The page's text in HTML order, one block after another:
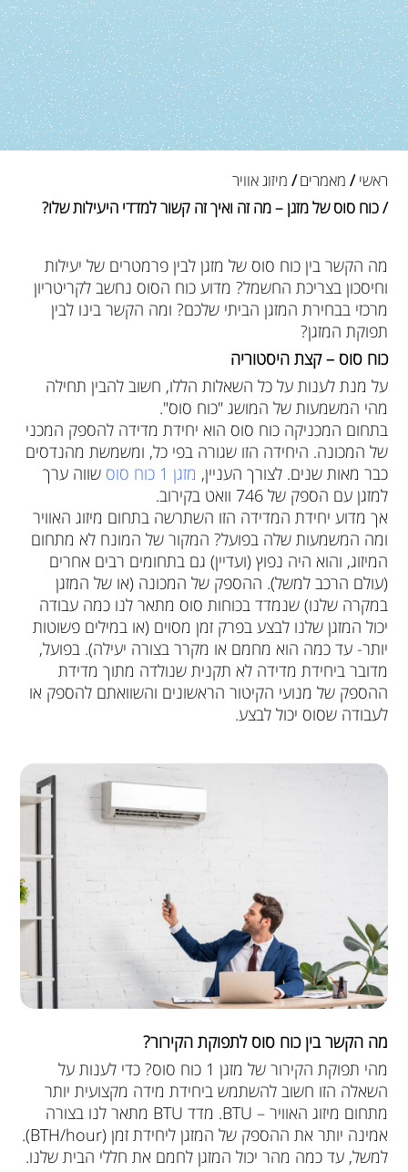
ראשי / מאמרים/ מיזוג אוויר
/ כוח סוס של מזגן – מה זה ואיך זה קשור למדדי היעילות שלו?
מה הקשר בין כוח סוס של מזגן לבין פרמטרים של יעילות
וחיסכון בצריכת החשמל? מדוע כוח הסוס נחשב לקריטריון
מרכזי בבחירת המזגן הביתי שלכם? ומה הקשר בינו לבין
תפוקת המזגן?
כוח סוס – קצת היסטוריה
על מנת לענות על כל השאלות הללו, חשוב להבין תחילה
מהי המשמעות של המושג "כוח סוס".
בתחום המכניקה כוח סוס הוא יחידת מדידה להספק המכני
של המכונה. היחידה הזו שגורה בפי כל, ומשמשת מהנדסים
כבר מאות שנים. לצורך העניין, מזגן 1 כוח סוס
שווה ערך
למזגן עם הספק של 746 וואט בקירוב.
אך מדוע יחידת המדידה הזו השתרשה בתחום מיזוג האוויר
ומה המשמעות שלה בפועל? המקור של המונח לא מתחום
המיזוג, והוא היה נפוץ (ועדיין) גם בתחומים רבים אחרים
(עולם הרכב למשל). ההספק של המכונה (או של המזגן
במקרה שלנו) שנמדד בכוחות סוס מתאר לנו כמה עבודה
יכול המזגן שלנו לבצע בפרק זמן מסוים (או במילים פשוטות
יותר- עד כמה הוא מחמם או מקרר בצורה יעילה). בפועל,
מדובר ביחידת מדידה לא תקנית שנולדה מתוך מדידת
ההספק של מנועי הקיטור הראשונים והשוואתם להספק או
לעבודה שסוס יכול לבצע.
מה הקשר בין כוח סוס לתפוקת הקירור?
מהי תפוקת הקירור של מזגן 1 כוח סוס? כדי לענות על
השאלה הזו חשוב להשתמש ביחידת מידה מקצועית יותר
מתחום מיזוג האוויר – BTU. מדד BTU מתאר לנו בצורה
אמינה יותר את ההספק של המזגן ליחידת זמן (BTH/hour).
למשל, עד כמה מהר יכול המזגן לחמם את חללי הבית שלנו.